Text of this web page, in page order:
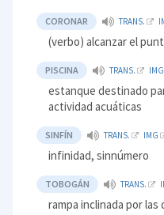
CORONAR TRANS.
(verbo) alcanzar el
PISCINA TRANS. IMG
estanque destinado
actividad acuáticas
SINFÍN TRANS. IMG
infinidad, sinnúmero
TOBOGÁN TRANS.
rampa inclinada por las